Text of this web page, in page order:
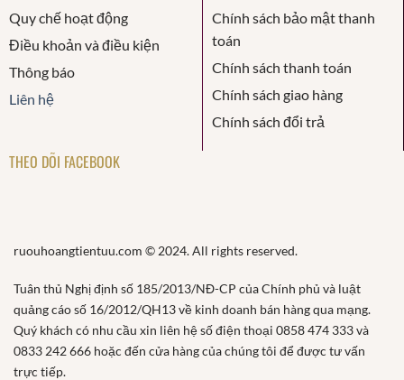
Quy chế hoạt động
Điều khoản và điều kiện
Thông báo
Liên hệ
Chính sách bảo mật thanh
toán
Chính sách thanh toán
Chính sách giao hàng
Chính sách đổi trả
THEO DÕI FACEBOOK
ruouhoangtientuu.com © 2024. All rights reserved.
Tuân thủ Nghị định số 185/2013/NĐ-CP của Chính phủ và luật
quảng cáo số 16/2012/QH13 về kinh doanh bán hàng qua mạng.
Quý khách có nhu cầu xin liên hệ số điện thoại 0858 474 333 và
0833 242 666 hoặc đến cửa hàng của chúng tôi để được tư vấn
trực tiếp.